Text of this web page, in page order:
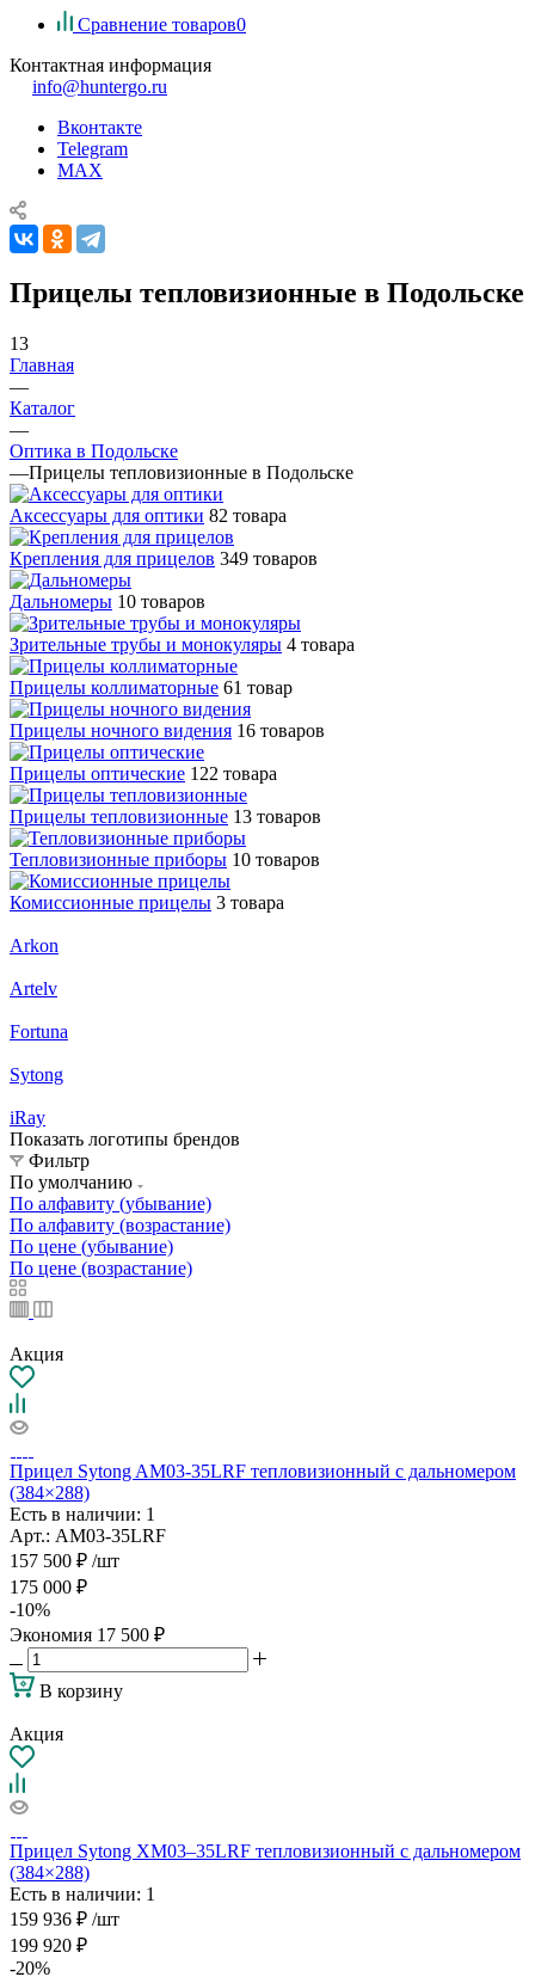
Сравнение товаров0
Контактная информация
info@huntergo.ru
Вконтакте
Telegram
MAX
Прицелы тепловизионные в Подольске
13
Главная
—
Каталог
—
Оптика в Подольске
—Прицелы тепловизионные в Подольске
Аксессуары для оптики 82 товара
Крепления для прицелов 349 товаров
Дальномеры 10 товаров
Зрительные трубы и монокуляры 4 товара
Прицелы коллиматорные 61 товар
Прицелы ночного видения 16 товаров
Прицелы оптические 122 товара
Прицелы тепловизионные 13 товаров
Тепловизионные приборы 10 товаров
Комиссионные прицелы 3 товара
Arkon
Artelv
Fortuna
Sytong
iRay
Показать логотипы брендов
Фильтр
По умолчанию
По алфавиту (убывание)
По алфавиту (возрастание)
По цене (убывание)
По цене (возрастание)
Акция
Прицел Sytong AM03-35LRF тепловизионный с дальномером
(384×288)
Есть в наличии: 1
Арт.: AM03-35LRF
157 500 ₽ /шт
175 000 ₽
-10%
Экономия 17 500 ₽
В корзину
Акция
Прицел Sytong XM03–35LRF тепловизионный c дальномером
(384×288)
Есть в наличии: 1
159 936 ₽ /шт
199 920 ₽
-20%